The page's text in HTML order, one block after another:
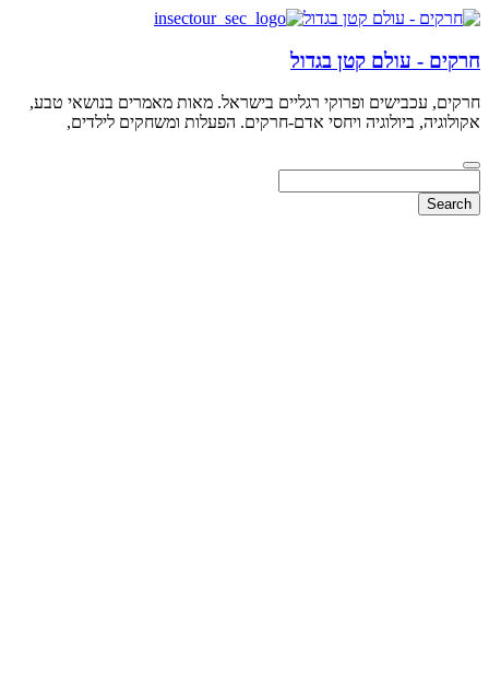
חרקים - עולם קטן בגדול
חרקים, עכבישים ופרוקי רגליים בישראל. מאות מאמרים בנושאי טבע,
אקולוגיה, ביולוגיה ויחסי אדם-חרקים. הפעלות ומשחקים לילדים,